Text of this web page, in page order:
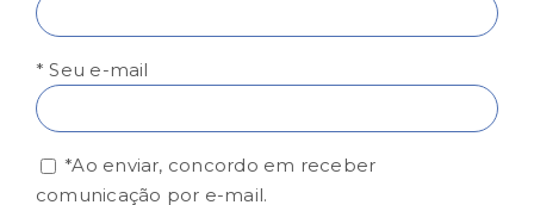
* Seu e-mail
*Ao enviar, concordo em receber
comunicação por e-mail.